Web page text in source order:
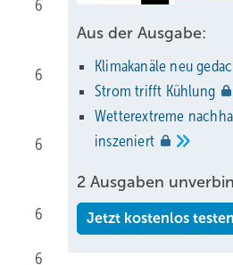
6
6
6
6
6
Aus der Ausgabe:
Klimakanäle neu
Strom trifft Kühlung
Wetterextreme
inszeniert
2 Ausgaben
Jetzt kostenlos